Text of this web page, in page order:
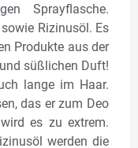
Sprayflasche.
Rizinusöl. Es
Produkte aus der
süßlichen Duft!
lange im Haar.
das er zum Deo
es zu extrem.
werden die